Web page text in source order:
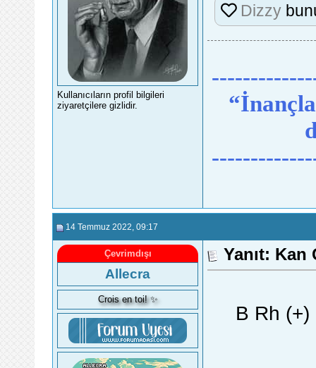
Kullanıcıların profil bilgileri
ziyaretçilere gizlidir.
Dizzy
14 Temmuz 2022 , 09:17
Çevrimdışı
Allecra
Crois en toi! ✨
Yanıt:
B Rh (+)